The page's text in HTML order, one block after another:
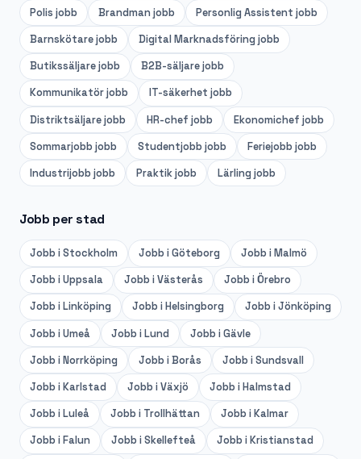
Polis jobb Brandman jobb Personlig Assistent jobb
Barnskötarejobb Digital Marknadsföring jobb
Butikssäljarejobb B2B-säljarejobb
Kommunikatörjobb IT-säkerhet jobb
Distriktsäljarejobb HR-chef jobb Ekonomichef jobb
Sommarjobb jobb Studentjobb jobb Feriejobb jobb
Industrijobb jobb Praktikjobb Lärling jobb
Jobb per stad
Jobb iStockholm Jobb iGöteborg Jobb iMalmö
Jobb iUppsala Jobb iVästerås Jobb iÖrebro
Jobb iLinköping Jobb iHelsingborg Jobb iJönköping
Jobb iUmeå Jobb iLund Jobb iGävle
Jobb iNorrköping Jobb iBorås Jobb iSundsvall
Jobb iKarlstad Jobb iVäxjö Jobb iHalmstad
Jobb iLuleå Jobb i Trollhättan Jobb iKalmar
Jobb iFalun Jobb iSkellefteå Jobb iKristianstad